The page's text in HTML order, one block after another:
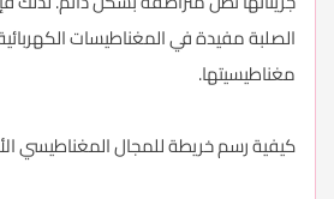
الصلبة مفيدة في المغناطيسات
مغناطيسيتها.
كيفية رسم خريطة للمجال المغناطيسي